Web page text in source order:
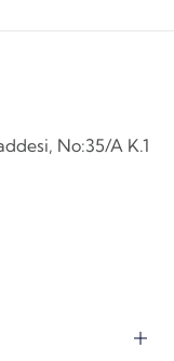
No:35/A K.1